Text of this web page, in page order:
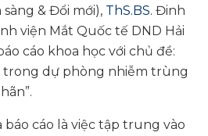
& Đổi mới), ThS.BS. Đinh
viện Mắt Quốc tế DND Hải
cáo khoa học với chủ đề:
trong dự phòng nhiễm trùng
cáo là việc tập trung vào